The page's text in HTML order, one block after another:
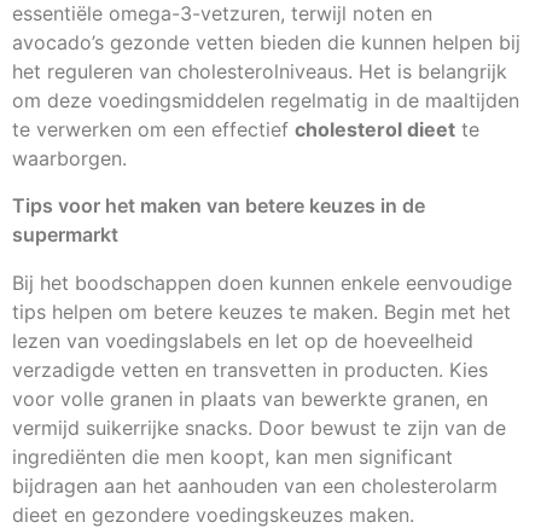
essentiële omega-3-vetzuren, terwijl noten en
avocado’s gezonde vetten bieden die kunnen helpen bij
het reguleren van cholesterolniveaus. Het is belangrijk
om deze voedingsmiddelen regelmatig in de maaltijden
te verwerken om een effectief cholesterol dieet te
waarborgen.
Tips voor het maken van betere keuzes in de
supermarkt
Bij het boodschappen doen kunnen enkele eenvoudige
tips helpen om betere keuzes te maken. Begin met het
lezen van voedingslabels en let op de hoeveelheid
verzadigde vetten en transvetten in producten. Kies
voor volle granen in plaats van bewerkte granen, en
vermijd suikerrijke snacks. Door bewust te zijn van de
ingrediënten die men koopt, kan men significant
bijdragen aan het aanhouden van een cholesterolarm
dieet en gezondere voedingskeuzes maken.